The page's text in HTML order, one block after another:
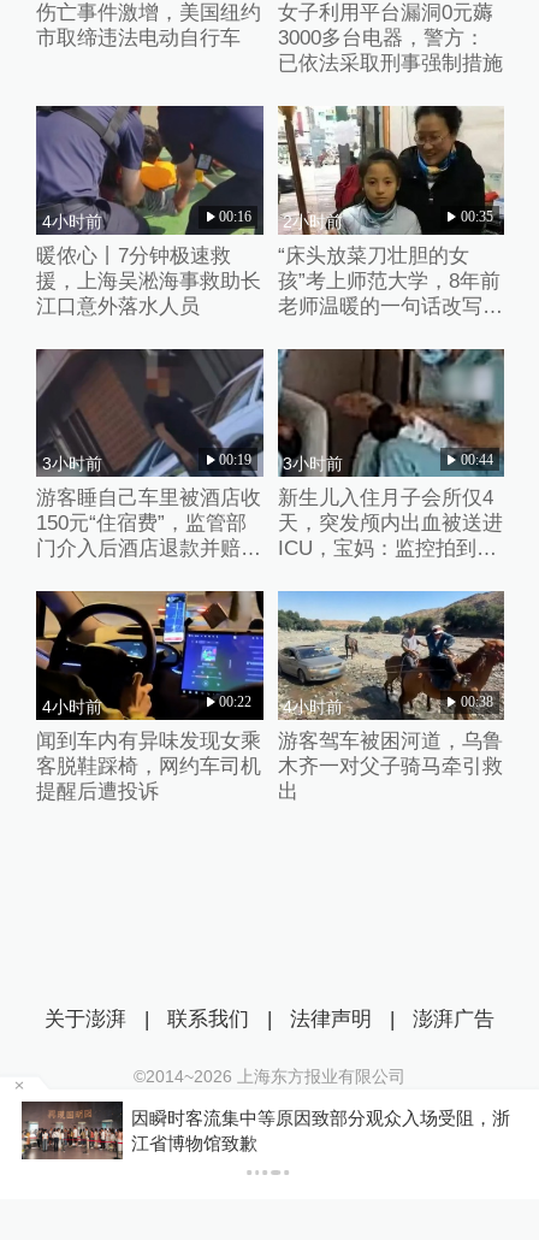
伤亡事件激增，美国纽约
市取缔违法电动自行车
女子利用平台漏洞0元薅
3000多台电器，警方：
已依法采取刑事强制措施
4小时前 00:16
暖侬心丨7分钟极速救
援，上海吴淞海事救助长
江口意外落水人员
2小时前 00:35
“床头放菜刀壮胆的女
孩”考上师范大学，8年前
老师温暖的一句话改写了
3小时前 00:19
游客睡自己车里被酒店收
150元“住宿费”，监管部
门介入后酒店退款并赔偿
3小时前 00:44
新生儿入住月子会所仅4
天，突发颅内出血被送进
ICU，宝妈：监控拍到护
4小时前 00:22
闻到车内有异味发现女乘
客脱鞋踩椅，网约车司机
提醒后遭投诉
4小时前 00:38
游客驾车被困河道，乌鲁
木齐一对父子骑马牵引救
出
因瞬时客流集中等原因致部分观众入场受阻，浙
江省博物馆致歉
关于澎湃 | 联系我们 | 法律声明 | 澎湃广告
©2014~2026 上海东方报业有限公司
沪ICP证：沪B2-20170116 | 沪ICP备14003370号
互联网新闻信息服务许可证：31120170006
沪公网安备 31010602000299号